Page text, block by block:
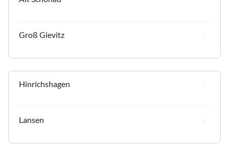
Groß Gievitz
Hinrichshagen
Lansen